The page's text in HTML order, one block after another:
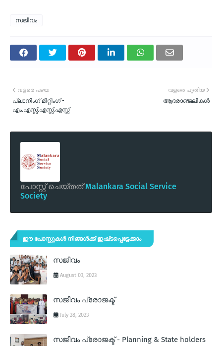
സജീവം
വളരെ പുതിയ
ആദരാഞ്ജലികള്‍
വളരെ പഴയ
പ്ലാനിംഗ് മീറ്റിംഗ് -
എം.എസ്സ്.എസ്സ്.എസ്സ്
പോസ്റ്റ് ചെയ്തത്Malankara Social Service
Society
ഈ പോസ്റ്റുകൾ നിങ്ങൾക്ക് ഇഷ്‌‌ടപ്പെട്ടേക്കാം
സജീവം
August 03, 2023
സജീവം പ്രോജക്ട്
July 28, 2023
സജീവം പ്രോജക്ട് - Planning & State holders